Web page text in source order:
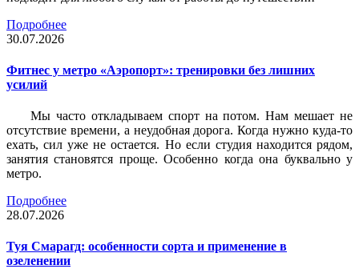
Подробнее
30.07.2026
Фитнес у метро «Аэропорт»: тренировки без лишних
усилий
Мы часто откладываем спорт на потом. Нам мешает не
отсутствие времени, а неудобная дорога. Когда нужно куда-то
ехать, сил уже не остается. Но если студия находится рядом,
занятия становятся проще. Особенно когда она буквально у
метро.
Подробнее
28.07.2026
Туя Смарагд: особенности сорта и применение в
озеленении